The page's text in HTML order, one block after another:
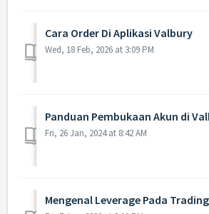
Cara Order Di Aplikasi Valbury
Wed, 18 Feb, 2026 at 3:09 PM
Panduan Pembukaan Akun di
Fri, 26 Jan, 2024 at 8:42 AM
Mengenal Leverage Pada Trading